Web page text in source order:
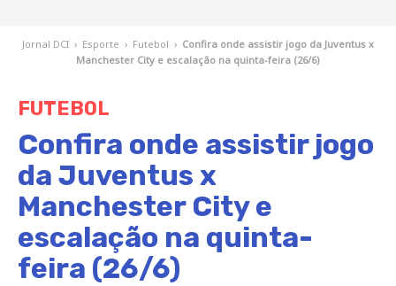
Jornal DCI › Esporte › Futebol › Confira onde assistir jogo da Juventus x
Manchester City e escalação na quinta-feira (26/6)
FUTEBOL
Confira onde assistir jogo
da Juventus x
Manchester City e
escalação na quinta-
feira (26/6)